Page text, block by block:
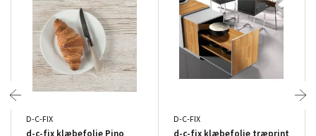
D-C-FIX
d-c-fix klæbefolie Pino
D-C-FIX
d-c-fix klæbefolie træprint